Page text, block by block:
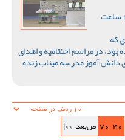
سه‌شنبه 12 خرداد ماه 1405 ساعت
که
در مراسم اختتامیه و اهدای
دانش آموز مدرسه میناب زنده
40
70 ص‌بعد >>|